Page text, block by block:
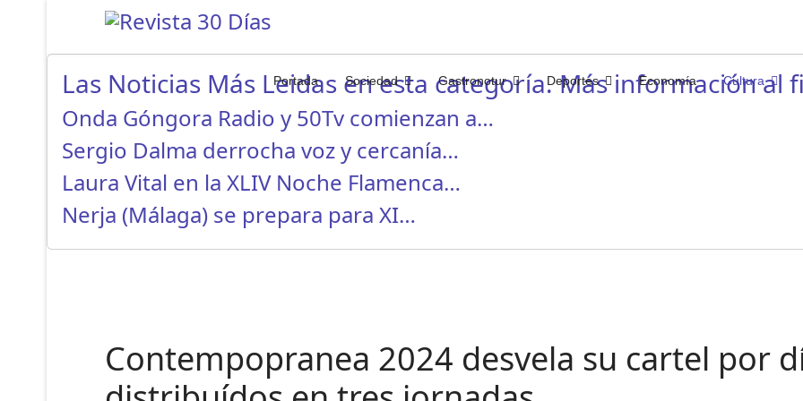
Portada Sociedad Gastronotur Deportes Economía Cultura
Las Noticias Más Leidas en esta categoría. Más información al
Onda Góngora Radio y 50Tv comienzan a…
Sergio Dalma derrocha voz y cercanía…
Laura Vital en la XLIV Noche Flamenca…
Nerja (Málaga) se prepara para XI…
Contempopranea 2024 desvela su cartel por